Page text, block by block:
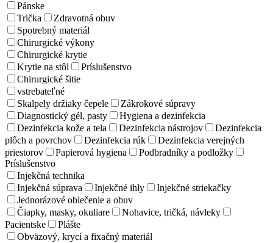
Pánske
Trička
Zdravotná obuv
Spotrebný materiál
Chirurgické výkony
Chirurgické krytie
Krytie na stôl
Príslušenstvo
Chirurgické šitie
vstrebateľné
Skalpely držiaky čepele
Zákrokové súpravy
Diagnostický gél, pasty
Hygiena a dezinfekcia
Dezinfekcia kože a tela
Dezinfekcia nástrojov
Dezinfekcia
plôch a povrchov
Dezinfekcia rúk
Dezinfekcia verejných
priestorov
Papierová hygiena
Podbradníky a podložky
Príslušenstvo
Injekčná technika
Injekčná súprava
Injekčné ihly
Injekčné striekačky
Jednorázové oblečenie a obuv
Čiapky, masky, okuliare
Nohavice, tričká, návleky
Pacientske
Plášte
Obväzový, krycí a fixačný materiál